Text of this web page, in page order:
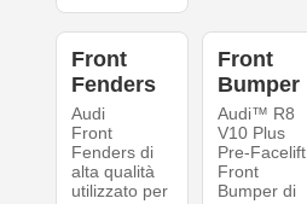
Front
Fenders
Audi
Front
Fenders di
alta qualità
utilizzato per
Front
Bumper
Audi™ R8
V10 Plus
Pre-Facelift
Front
Bumper di